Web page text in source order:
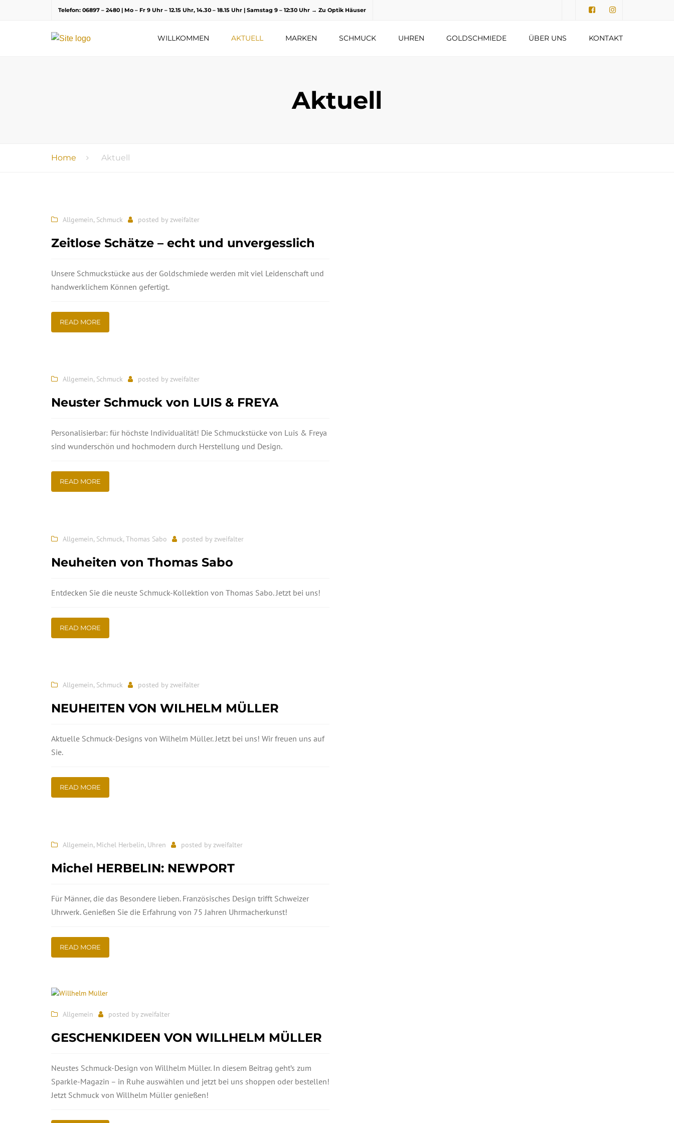
Telefon: 06897 – 2480 | Mo – Fr 9 Uhr – 12.15 Uhr, 14.30 – 18.15 Uhr | Samstag 9 – 12:30 Uhr → Zu Optik Häuser
Submit
WILLKOMMEN AKTUELL MARKEN SCHMUCK UHREN GOLDSCHMIEDE ÜBER UNS KONTAKT
Aktuell
Home Aktuell
Allgemein, Schmuck posted by zweifalter
Zeitlose Schätze – echt und unvergesslich
Unsere Schmuckstücke aus der Goldschmiede werden mit viel Leidenschaft und
handwerklichem Können gefertigt.
READ MORE
Allgemein, Schmuck posted by zweifalter
Neuster Schmuck von LUIS & FREYA
Personalisierbar: für höchste Individualität! Die Schmuckstücke von Luis & Freya
sind wunderschön und hochmodern durch Herstellung und Design.
READ MORE
Allgemein, Schmuck, Thomas Sabo posted by zweifalter
Neuheiten von Thomas Sabo
Entdecken Sie die neuste Schmuck-Kollektion von Thomas Sabo. Jetzt bei uns!
READ MORE
Allgemein, Schmuck posted by zweifalter
NEUHEITEN VON WILHELM MÜLLER
Aktuelle Schmuck-Designs von Wilhelm Müller. Jetzt bei uns! Wir freuen uns auf
Sie.
READ MORE
Allgemein, Michel Herbelin, Uhren posted by zweifalter
Michel HERBELIN: NEWPORT
Für Männer, die das Besondere lieben. Französisches Design trifft Schweizer
Uhrwerk. Genießen Sie die Erfahrung von 75 Jahren Uhrmacherkunst!
READ MORE
Allgemein posted by zweifalter
GESCHENKIDEEN VON WILLHELM MÜLLER
Neustes Schmuck-Design von Willhelm Müller. In diesem Beitrag geht’s zum
Sparkle-Magazin – in Ruhe auswählen und jetzt bei uns shoppen oder bestellen!
Jetzt Schmuck von Willhelm Müller genießen!